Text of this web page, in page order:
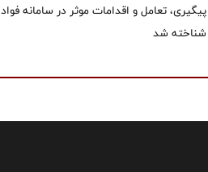
پیگیری، تعامل و اقدامات موثر در سامانه فواد
شناخته شد